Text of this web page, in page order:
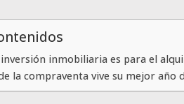
inversión inmobiliaria es para el
la compraventa vive su mejor año